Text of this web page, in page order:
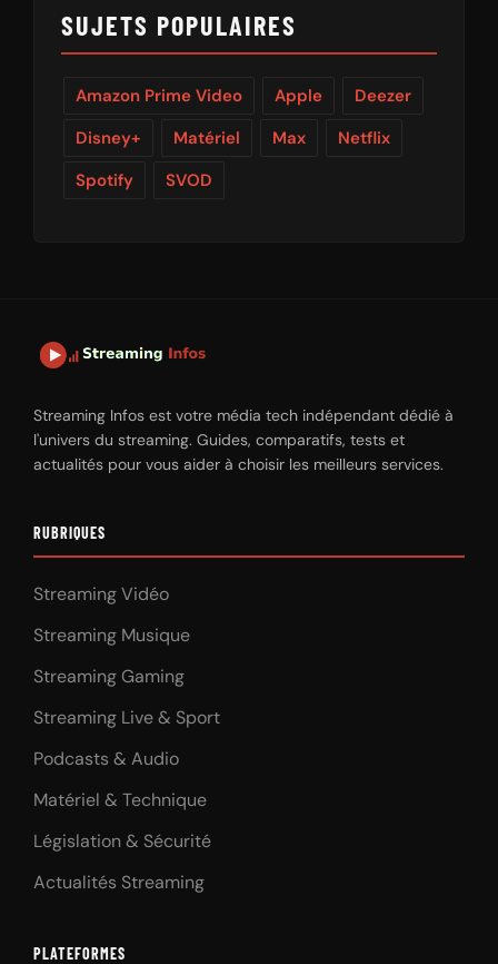
SUJETS POPULAIRES
Amazon Prime Video Apple
Deezer
Disney+
Matériel Max
Netflix
Spotify
SVOD
Streaming Infos est votre média tech indépendant dédié à
l'univers du streaming. Guides, comparatifs, tests et
actualités pour vous aider à choisir les meilleurs services.
RUBRIQUES
Streaming Vidéo
Streaming Musique
Streaming Gaming
Streaming Live & Sport
Podcasts & Audio
Matériel & Technique
Législation & Sécurité
Actualités Streaming
PLATEFORMES